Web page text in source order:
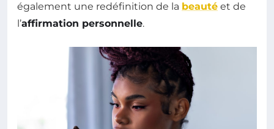
également une redéfinition de la beauté et de
l’affirmation personnelle.